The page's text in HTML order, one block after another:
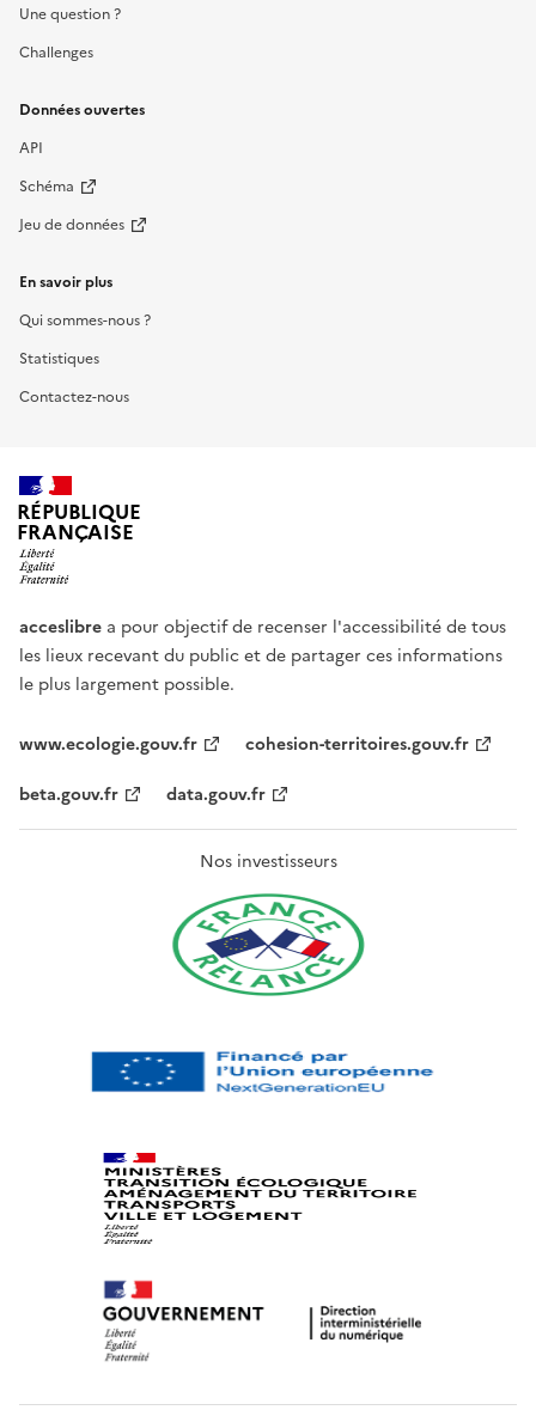
Une question ?
Challenges
Données ouvertes
API
Schéma
Jeu de données
En savoir plus
Qui sommes-nous ?
Statistiques
Contactez-nous
RÉPUBLIQUE
FRANÇAISE
acceslibre a pour objectif de recenser l'accessibilité de tous
les lieux recevant du public et de partager ces informations
le plus largement possible.
www.ecologie.gouv.fr
cohesion-territoires.gouv.fr
beta.gouv.fr
data.gouv.fr
Nos investisseurs